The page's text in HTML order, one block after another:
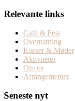
Relevante links
Café & Fest
Overnatning
Kurser & Møder
Aktiviteter
Om os
Arrangementer
Seneste nyt